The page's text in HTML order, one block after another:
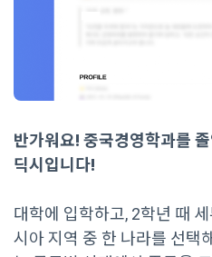
반가워요! 중국경영학과를
딕시입니다!
대학에 입학하고, 2학년 때
시아 지역 중 한 나라를 선택